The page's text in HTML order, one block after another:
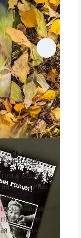
в вашем
все случаи
мелованной
глянцевым
пружина